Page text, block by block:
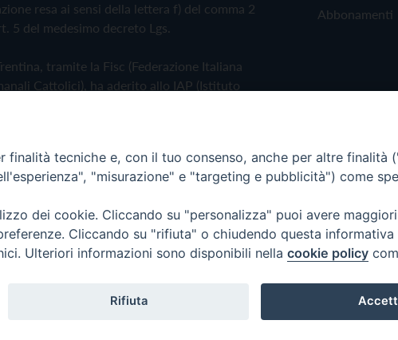
resa ai sensi della lettera f) del comma 2
5 del medesimo decreto Lgs.
tramite la Fisc (Federazione Italiana
Cattolici), ha aderito allo IAP (Istituto
Policy Cookie Policy
Abbonamenti
Editrice
finalità tecniche e, con il tuo consenso, anche per altre finalità
"misurazione" e "targeting e pubblicità") come
dei cookie. Cliccando su "personalizza" puoi avere
Cliccando su "rifiuta" o chiudendo questa informativa
Ulteriori informazioni sono disponibili nella cookie policy
Rifiuta